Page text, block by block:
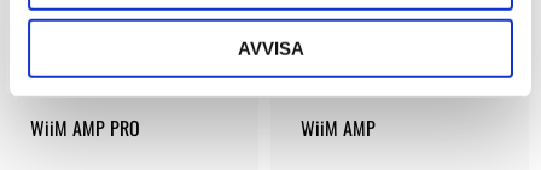
AVVISA
WiiM AMP PRO WiiM AMP